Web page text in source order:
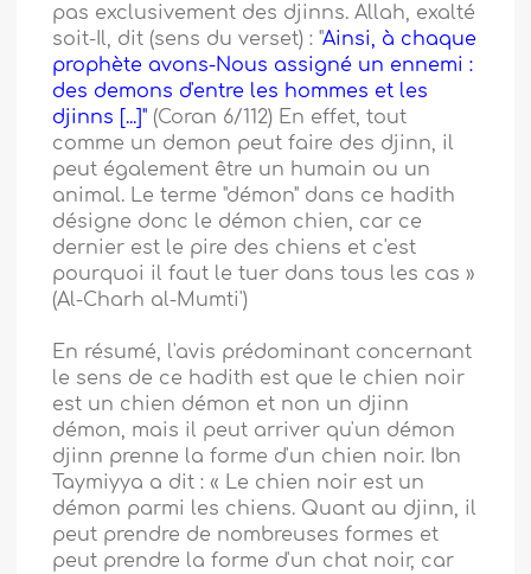
pas exclusivement des djinns. Allah, exalté
soit-Il, dit (sens du verset) : "Ainsi, à chaque
prophète avons-Nous assigné un ennemi :
des demons d'entre les hommes et les
djinns [...]" (Coran 6/112) En effet, tout
comme un demon peut faire des djinn, il
peut également être un humain ou un
animal. Le terme "démon" dans ce hadith
désigne donc le démon chien, car ce
dernier est le pire des chiens et c'est
pourquoi il faut le tuer dans tous les cas »
(Al-Charh al-Mumti')
En résumé, l'avis prédominant concernant
le sens de ce hadith est que le chien noir
est un chien démon et non un djinn
démon, mais il peut arriver qu'un démon
djinn prenne la forme d'un chien noir. Ibn
Taymiyya a dit : « Le chien noir est un
démon parmi les chiens. Quant au djinn, il
peut prendre de nombreuses formes et
peut prendre la forme d'un chat noir, car